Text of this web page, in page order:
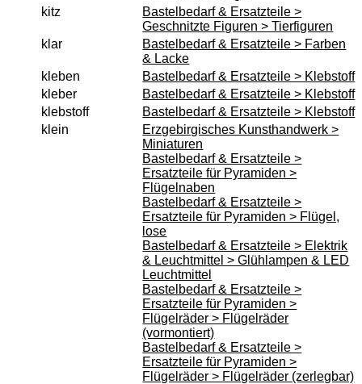
kitz
Bastelbedarf & Ersatzteile >
Geschnitzte Figuren > Tierfiguren
klar
Bastelbedarf & Ersatzteile > Farben
& Lacke
kleben
Bastelbedarf & Ersatzteile > Klebstoff
kleber
Bastelbedarf & Ersatzteile > Klebstoff
klebstoff
Bastelbedarf & Ersatzteile > Klebstoff
klein
Erzgebirgisches Kunsthandwerk >
Miniaturen
Bastelbedarf & Ersatzteile >
Ersatzteile für Pyramiden >
Flügelnaben
Bastelbedarf & Ersatzteile >
Ersatzteile für Pyramiden > Flügel,
lose
Bastelbedarf & Ersatzteile > Elektrik
& Leuchtmittel > Glühlampen & LED
Leuchtmittel
Bastelbedarf & Ersatzteile >
Ersatzteile für Pyramiden >
Flügelräder > Flügelräder
(vormontiert)
Bastelbedarf & Ersatzteile >
Ersatzteile für Pyramiden >
Flügelräder > Flügelräder (zerlegbar)